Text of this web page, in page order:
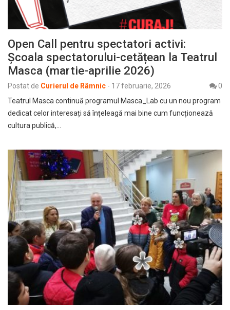
Open Call pentru spectatori activi:
Școala spectatorului-cetățean la Teatrul
Masca (martie-aprilie 2026)
Postat de Curierul de Râmnic - 17 februarie, 2026
0
Teatrul Masca continuă programul Masca_Lab cu un nou program
dedicat celor interesați să înțeleagă mai bine cum funcționează
cultura publică,…